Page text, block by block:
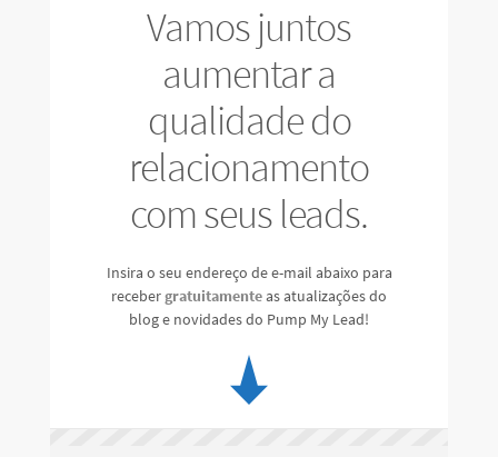
Vamos juntos
aumentar a
qualidade do
relacionamento
com seus leads.
Insira o seu endereço de e-mail abaixo para
recebergratuitamenteas atualizações do
blog e novidades do Pump My Lead!